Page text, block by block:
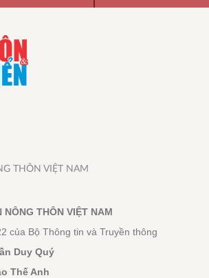
THÔN VIỆT NAM
THÔN VIỆT NAM
của Bộ Thông tin và Truyền thông
Duy Quý
Thế Anh